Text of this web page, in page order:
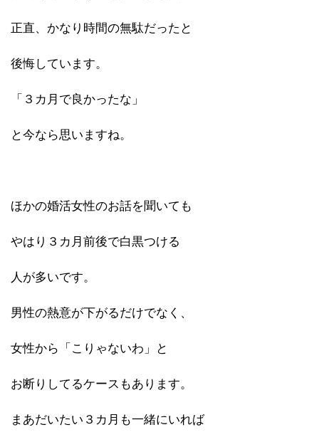
正直、かなり時間の無駄だったと
後悔しています。
「３カ月で良かったな」
と今なら思いますね。
ほかの婚活女性のお話を聞いても
やはり３カ月前後で白黒つける
人が多いです。
男性の熱意が下がるだけでなく、
女性から「こりゃないわ」と
お断りしてるケースもあります。
まあだいたい３カ月も一緒にいれば